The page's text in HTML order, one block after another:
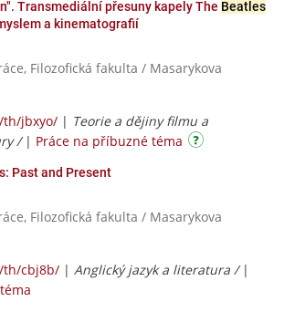
Transmediální přesuny kapely The Beatles
a kinematografií
Filozofická fakulta / Masarykova
th/jbxyo/ | Teorie a dějiny filmu a
/ | Práce na příbuzné téma
Past and Present
Filozofická fakulta / Masarykova
th/cbj8b/ | Anglický jazyk a literatura / |